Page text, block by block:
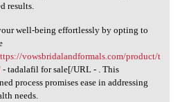
results.
well-being effortlessly by opting to
vowsbridalandformals.com/product/t
- tadalafil for sale[/URL - . This
process promises ease in addressing
needs.